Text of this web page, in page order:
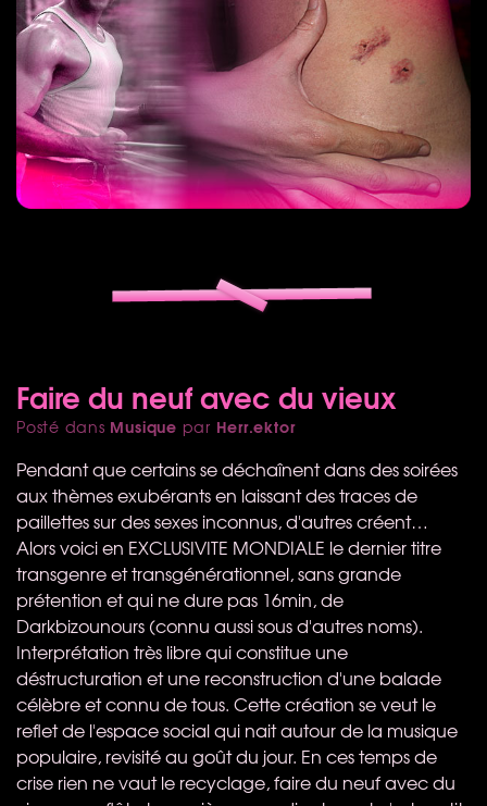
Faire du neuf avec du vieux
Posté dans Musique par Herr.ektor
Pendant que certains se déchaînent dans des soirées
aux thèmes exubérants en laissant des traces de
paillettes sur des sexes inconnus, d'autres créent…
Alors voici en EXCLUSIVITE MONDIALE le dernier titre
transgenre et transgénérationnel, sans grande
prétention et qui ne dure pas 16min, de
Darkbizounours (connu aussi sous d'autres noms).
Interprétation très libre qui constitue une
déstructuration et une reconstruction d'une balade
célèbre et connu de tous. Cette création se veut le
reflet de l'espace social qui nait autour de la musique
populaire, revisité au goût du jour. En ces temps de
crise rien ne vaut le recyclage, faire du neuf avec du